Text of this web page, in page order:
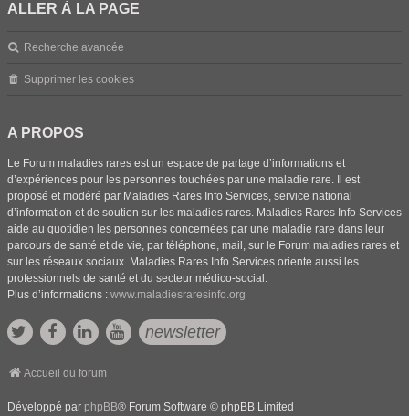
ALLER À LA PAGE
Recherche avancée
Supprimer les cookies
A PROPOS
Le Forum maladies rares est un espace de partage d’informations et
d’expériences pour les personnes touchées par une maladie rare. Il est
proposé et modéré par Maladies Rares Info Services, service national
d’information et de soutien sur les maladies rares. Maladies Rares Info Services
aide au quotidien les personnes concernées par une maladie rare dans leur
parcours de santé et de vie, par téléphone, mail, sur le Forum maladies rares et
sur les réseaux sociaux. Maladies Rares Info Services oriente aussi les
professionnels de santé et du secteur médico-social.
Plus d’informations : www.maladiesraresinfo.org
newsletter
Accueil du forum
Développé par phpBB® Forum Software © phpBB Limited